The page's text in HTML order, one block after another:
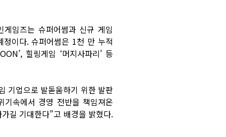
임즈는 슈퍼어썸과 신규 게임
이다. 슈퍼어썸은 1천 만 누적
힐링게임 ‘머지사파리’ 등
기업으로 발돋움하기 위한 발판
속에서 경영 전반을 책임져온
길 기대한다”고 배경을 밝혔다.